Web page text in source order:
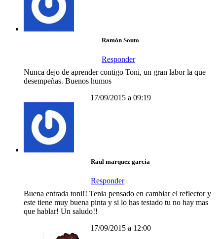
Ramón Souto
Responder
Nunca dejo de aprender contigo Toni, un gran labor la que
desempeñas. Buenos humos
17/09/2015 a 09:19
Raul marquez garcia
Responder
Buena entrada toni!! Tenia pensado en cambiar el reflector y
este tiene muy buena pinta y si lo has testado tu no hay mas
que hablar! Un saludo!!
17/09/2015 a 12:00